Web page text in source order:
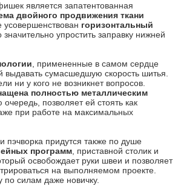
является запатентованная
двойного продвижения ткани
усовершенствован горизонтальный
значительно упростить заправку нижней
, примененные в самом сердце
сумасшедшую скорость шитья.
ни у кого не возникнет вопросов.
полностью металлическим
очередь, позволяет ей стоять как
при работе на максимальных
пэчворка придутся также по душе
программ , приставной столик и
освобождает руки швеи и позволяет
на выполняемом проекте.
силам даже новичку.